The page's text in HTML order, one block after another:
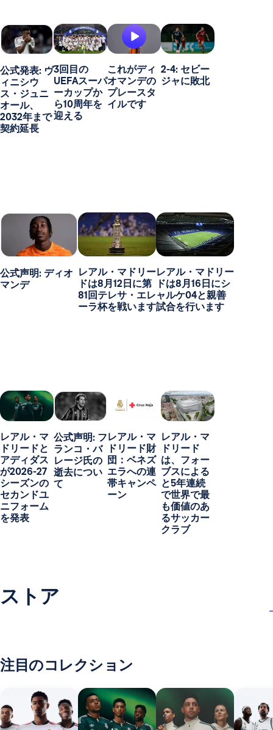
公式発表: ヴ
ィニシウ
ス・ジュニ
オール、
2032年まで
契約延長
3回目の
UEFAスーパ
ーカップか
ら10周年を
迎える
これがディ
オマンデの
プレースタ
イルです
2-4: セビー
ジャに敗北
公式声明: ディオ
マンデ
レアル・マドリー
ドは8月12日に第
81回テレサ・エレ
ーラ杯を戦います
レアル・マドリー
ドは8月16日にシ
ャルケ04と親善
試合を行います
レアル・マ
ドリードと
アディダス
が2026-27
シーズンの
セカンドユ
ニフォーム
を発表
公式声明: フ
ランコ・バ
レージ氏の
逝去につい
て
レアル・マ
ドリード財
団：ベネズ
エラへの連
帯キャンペ
ーン
レアル・マ
ドリード
は、フォー
ブスによる
と5年連続
で世界で最
も価値のあ
るサッカー
クラブ
ストア
注目のコレクション